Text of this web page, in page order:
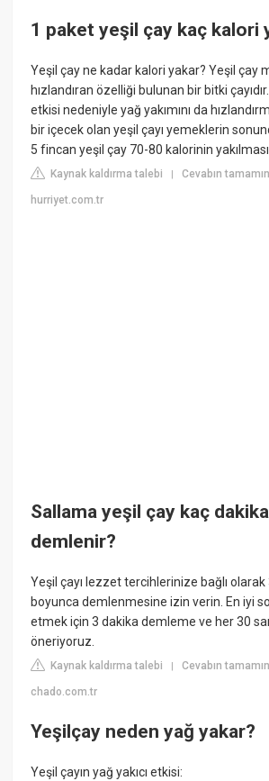
1 paket yeşil çay kaç kalori
Yeşil çay ne kadar kalori yakar? Yeşil çay
hızlandıran özelliği bulunan bir bitki
etkisi nedeniyle yağ yakımını da
bir içecek olan yeşil çayı yemeklerin
5 fincan yeşil çay 70-80 kalorinin
Kaynak kaldırma talebi |Cevabın
hurriyet.com.tr
Sallama yeşil çay kaç
demlenir?
Yeşil çayı lezzet tercihlerinize bağlı olarak
boyunca demlenmesine izin verin. En iyi
etmek için 3 dakika demleme ve her 30
öneriyoruz.
Kaynak kaldırma talebi |Cevabın
chado.com.tr
Yeşilçay neden yağ yakar?
Yeşil çayın yağ yakıcı etkisi: